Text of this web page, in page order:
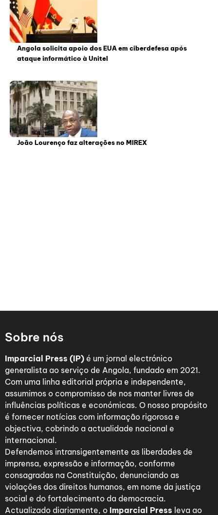
Angola solicita apoio dos EUA em ciberdefesa após
ataque informático à Unitel
João Lourenço faz alterações no MIREX
Sobre nós
Imparcial Press (IP) é um jornal electrónico
generalista ao serviço de Angola, fundado em 2021.
Com uma linha editorial própria e independente,
assumimos o compromisso de nos manter livres de
influências políticas e económicas. O nosso propósito
é fornecer notícias com informação rigorosa e
objectiva, cobrindo a actualidade nacional e
internacional.
Defendemos intransigentemente as liberdades de
imprensa, expressão e informação, conforme
consagradas na Constituição, denunciando as
violações dos direitos humanos, em nome da justiça
social e do fortalecimento da democracia.
Actualizado diariamente, o Imparcial Press leva ao